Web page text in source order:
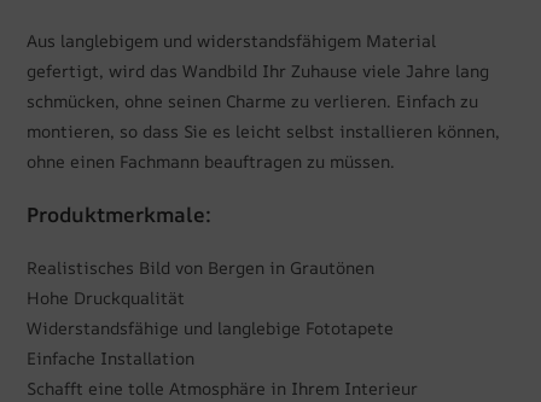
Aus langlebigem und widerstandsfähigem Material
gefertigt, wird das Wandbild Ihr Zuhause viele Jahre lang
schmücken, ohne seinen Charme zu verlieren. Einfach zu
montieren, so dass Sie es leicht selbst installieren können,
ohne einen Fachmann beauftragen zu müssen.
Produktmerkmale:
Realistisches Bild von Bergen in Grautönen
Hohe Druckqualität
Widerstandsfähige und langlebige Fototapete
Einfache Installation
Schafft eine tolle Atmosphäre in Ihrem Interieur